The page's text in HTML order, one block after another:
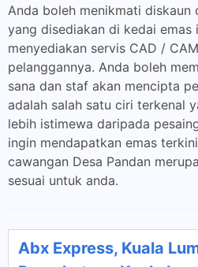
Anda boleh menikmati diskaun
yang disediakan di kedai emas
menyediakan servis CAD /
pelanggannya. Anda boleh
sana dan staf akan mencipta
adalah salah satu ciri terkenal
lebih istimewa daripada
ingin mendapatkan emas
cawangan Desa Pandan
sesuai untuk anda.
Abx Express, Kuala